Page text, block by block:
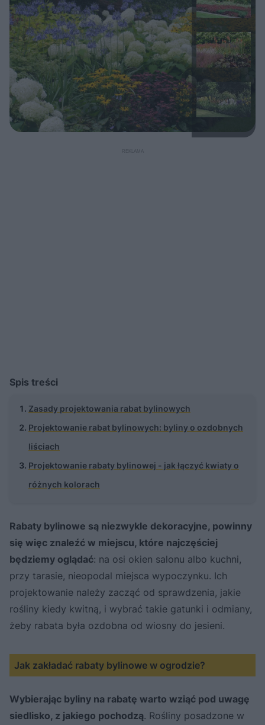
Spis treści
Zasady projektowania rabat bylinowych
Projektowanie rabat bylinowych: byliny o ozdobnych
liściach
Projektowanie rabaty bylinowej - jak łączyć kwiaty o
różnych kolorach
Rabaty bylinowe są niezwykle dekoracyjne, powinny
się więc znaleźć w miejscu, które najczęściej
będziemy oglądać: na osi okien salonu albo kuchni,
przy tarasie, nieopodal miejsca wypoczynku. Ich
projektowanie należy zacząć od sprawdzenia, jakie
rośliny kiedy kwitną, i wybrać takie gatunki i odmiany,
żeby rabata była ozdobna od wiosny do jesieni.
Jak zakładać rabaty bylinowe w ogrodzie?
Wybierając byliny na rabatę warto wziąć pod uwagę
siedlisko, z jakiego pochodzą. Rośliny posadzone w